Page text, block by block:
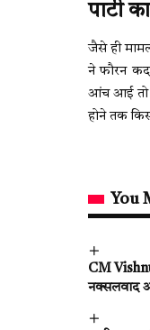
पार्टी
जैसे ही
ने फौरन
आंच आई तो
होने तक
You
CM
नक्सलवाद